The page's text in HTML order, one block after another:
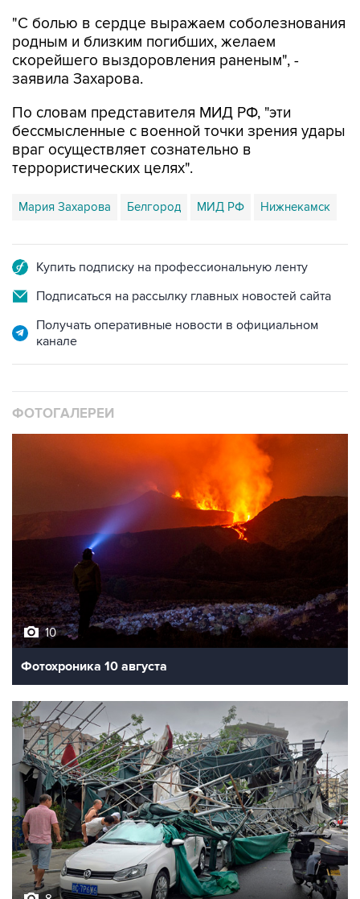
скорейшего выздоровления раненым", -
заявила Захарова.
По словам представителя МИД РФ, "эти
враг осуществляет сознательно в
террористических целях".
Мария Захарова Белгород
Подписаться на рассылку главных новостей сайта
Получать оперативные новости в официальном
10
Фотохроника 10 августа
8